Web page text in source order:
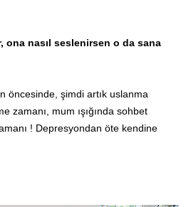
ona nasıl seslenirsen o da sana
öncesinde, şimdi artık uslanma
zamanı, mum ışığında sohbet
! Depresyondan öte kendine